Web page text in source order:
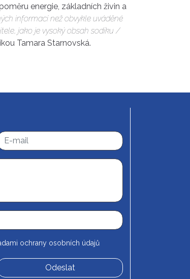
energie, základních živin a
informací než obvykle uváděné
jako je vysoký obsah sodíku /
Tamara Starnovská.
ochrany osobních údajů
Odeslat